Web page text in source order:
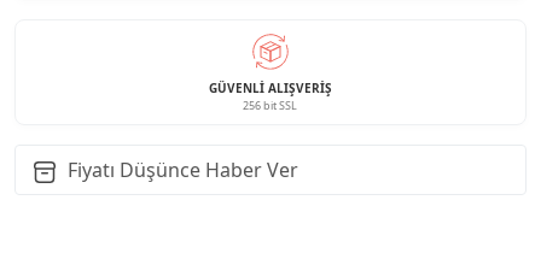
GÜVENLI ALIŞVERIŞ
256 bit SSL
Fiyatı Düşünce Haber Ver